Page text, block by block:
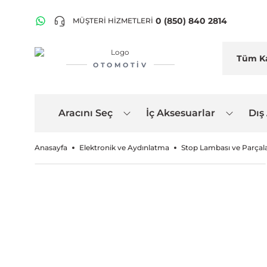
MÜŞTERİ HİZMETLERİ 0 (850) 840 2814
OTOMOTIV
Aracını Seç İç Aksesuarlar
Anasayfa Elektronik ve Aydınlatma Stop Lambası ve